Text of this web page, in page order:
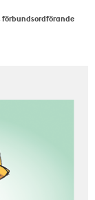
förbundsordförande